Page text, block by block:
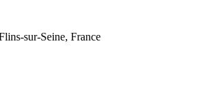
sur-Seine, France